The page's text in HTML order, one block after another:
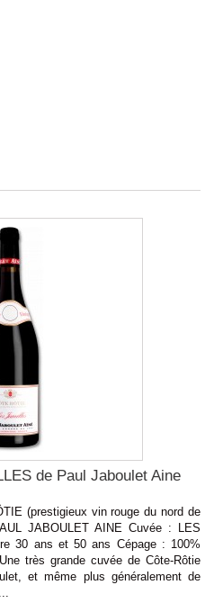
de Paul Jaboulet Aine
(prestigieux vin rouge du nord de
JABOULET AINE Cuvée : LES
30 ans et 50 ans Cépage : 100%
très grande cuvée de Côte-Rôtie
et même plus généralement de